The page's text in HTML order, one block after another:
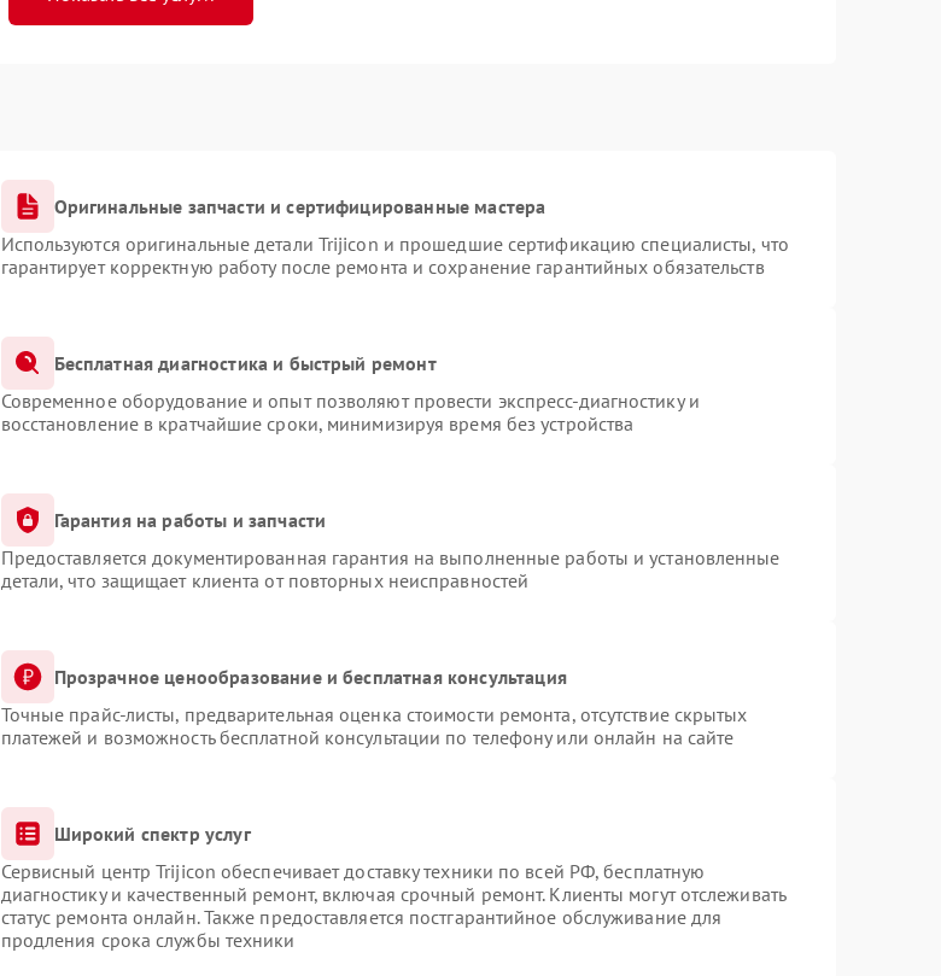
Оригинальные запчасти и сертифицированные мастера
Используются оригинальные детали Trijicon и прошедшие сертификацию специалисты, что
гарантирует корректную работу после ремонта и сохранение гарантийных обязательств
Бесплатная диагностика и быстрый ремонт
Современное оборудование и опыт позволяют провести экспресс-диагностику и
восстановление в кратчайшие сроки, минимизируя время без устройства
Гарантия на работы и запчасти
Предоставляется документированная гарантия на выполненные работы и установленные
детали, что защищает клиента от повторных неисправностей
Прозрачное ценообразование и бесплатная консультация
Точные прайс-листы, предварительная оценка стоимости ремонта, отсутствие скрытых
платежей и возможность бесплатной консультации по телефону или онлайн на сайте
Широкий спектр услуг
Сервисный центр Trijicon обеспечивает доставку техники по всей РФ, бесплатную
диагностику и качественный ремонт, включая срочный ремонт. Клиенты могут отслеживать
статус ремонта онлайн. Также предоставляется постгарантийное обслуживание для
продления срока службы техники